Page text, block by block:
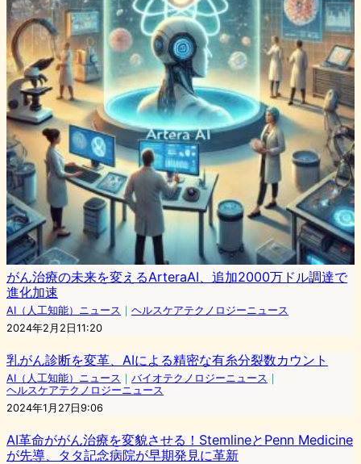
がん治療の未来を変えるArteraAI、追加2000万ドル調達で
進化加速
AI（人工知能）ニュース ｜ ヘルスケアテクノロジーニュース
2024年2月2日11:20
乳がん診断を変革、AIによる精密な有糸分裂数カウント
AI（人工知能）ニュース ｜ バイオテクノロジーニュース ｜
ヘルスケアテクノロジーニュース
2024年1月27日9:06
AI革命ががん治療を変貌させる！StemlineとPenn Medicine
が先導、タタ記念病院が早期発見に革新